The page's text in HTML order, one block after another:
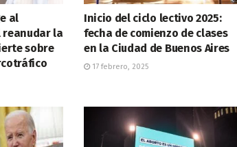
al
reanudar la
sobre
Inicio del ciclo lectivo 2025:
fecha de comienzo de clases
en la Ciudad de Buenos Aires
17 febrero, 2025